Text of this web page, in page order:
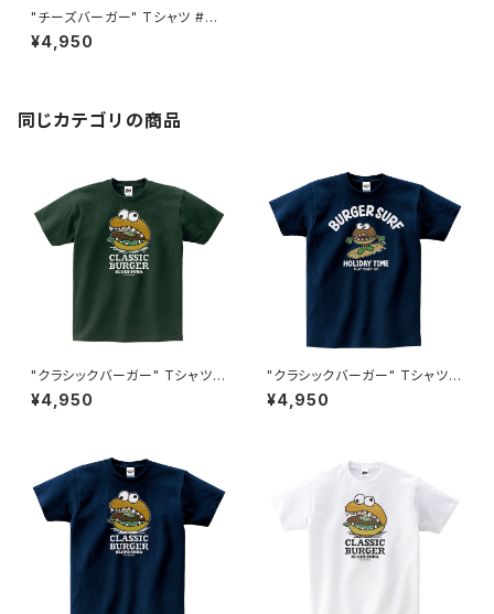
"チーズバーガー" Tシャツ #BS
101043YLW
¥4,950
同じカテゴリの商品
"クラシックバーガー" Tシャツ #
BS101048FGRN
¥4,950
"クラシックバーガー" Tシャツ #
BS101050NVY
¥4,950